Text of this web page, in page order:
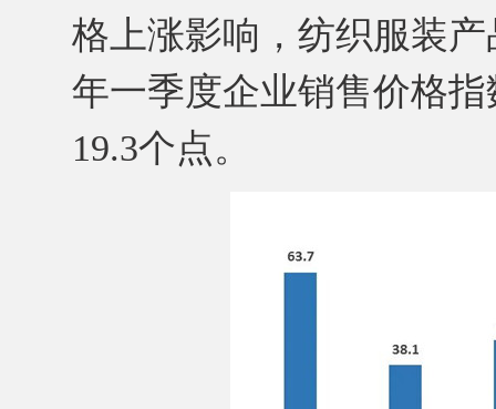
格上涨影响，纺织服装
年一季度企业销售价格
19.3个点。